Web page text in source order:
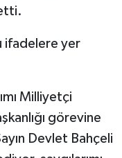
ifadelere yer
Milliyetçi
görevine
Devlet Bahçeli